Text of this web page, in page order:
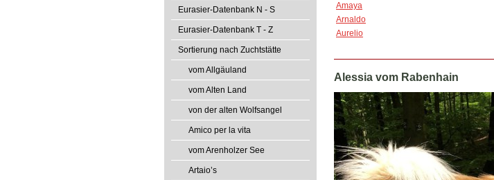
Eurasier-Datenbank N - S
Eurasier-Datenbank T - Z
Sortierung nach Zuchtstätte
vom Allgäuland
vom Alten Land
von der alten Wolfsangel
Amico per la vita
vom Arenholzer See
Artaio’s
Amaya
Arnaldo
Aurelio
Alessia vom Rabenhain